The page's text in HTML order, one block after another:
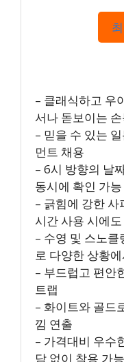
– 클래식하고 우
서나 돋보이는
– 믿을 수 있는
먼트 채용
– 6시 방향의 날
동시에 확인 가능
– 긁힘에 강한
시간 사용 시에
– 수영 및 스노
로 다양한 상황
– 부드럽고 편안
트랩
– 화이트와 골드
낌 연출
– 가격대비 우수
담 없이 착용 가능